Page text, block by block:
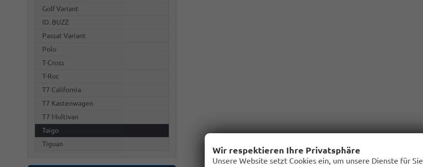
Golf Variant
ID. BUZZ
Passat Variant
Polo
T-Cross
T-Roc
T7 California
T7 Kastenwagen
T7 Multivan
Taigo
Tiguan
Wir respektieren Ihre Privatsphäre
Unsere Website setzt Cookies ein, um unsere Dienste für Sie